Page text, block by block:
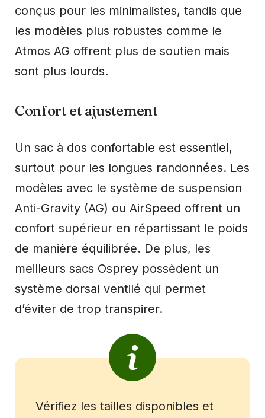
conçus pour les minimalistes, tandis que
les modèles plus robustes comme le
Atmos AG offrent plus de soutien mais
sont plus lourds.
Confort et ajustement
Un sac à dos confortable est essentiel,
surtout pour les longues randonnées. Les
modèles avec le système de suspension
Anti-Gravity (AG) ou AirSpeed offrent un
confort supérieur en répartissant le poids
de manière équilibrée. De plus, les
meilleurs sacs Osprey possèdent un
système dorsal ventilé qui permet
d’éviter de trop transpirer.
Vérifiez les tailles disponibles et